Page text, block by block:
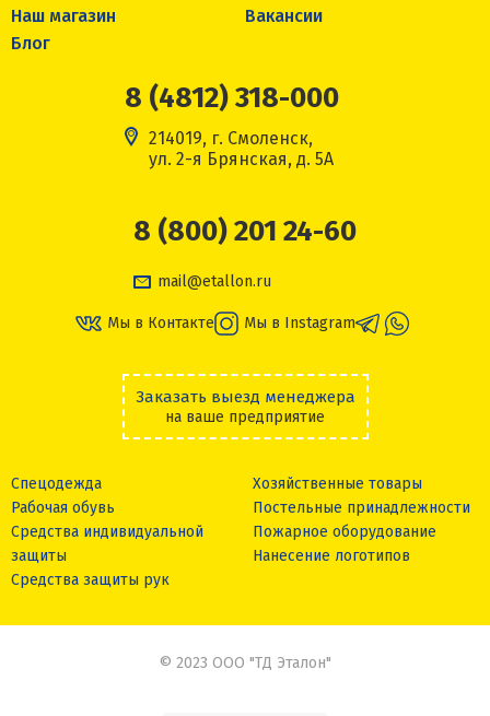
Наш магазин
Вакансии
Блог
8 (4812) 318-000
214019, г. Смоленск,
ул. 2-я Брянская, д. 5А
8 (800) 201 24-60
mail@etallon.ru
Мы в Контакте Мы в Instagram
Заказать выезд менеджера
на ваше предприятие
Спецодежда
Рабочая обувь
Средства индивидуальной
защиты
Средства защиты рук
Хозяйственные товары
Постельные принадлежности
Пожарное оборудование
Нанесение логотипов
© 2023 ООО "ТД Эталон"